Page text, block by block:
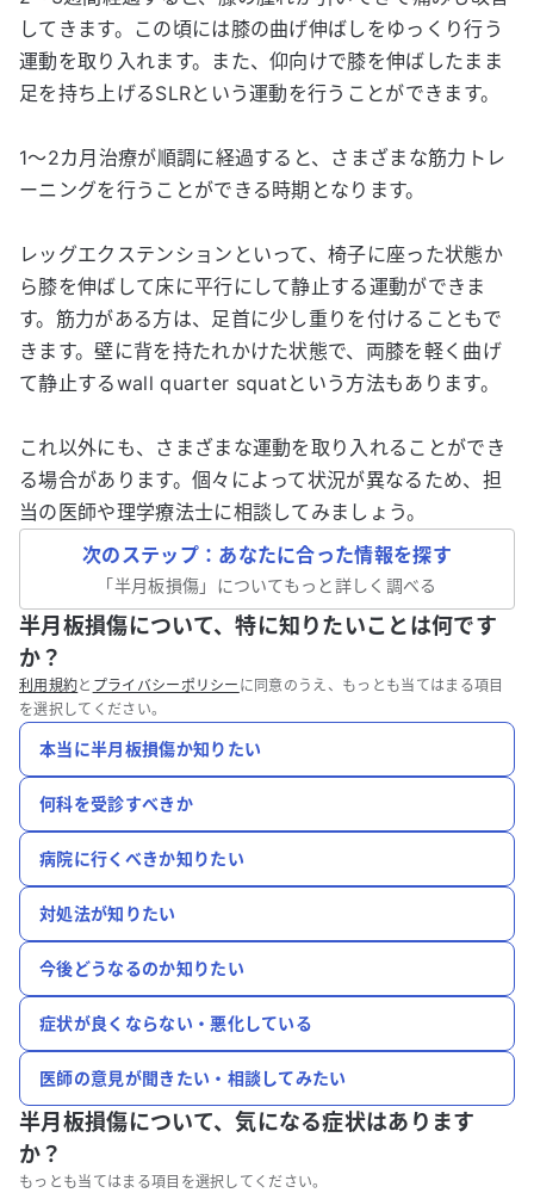
してきます。この頃には膝の曲げ伸ばしをゆっくり行う
運動を取り入れます。また、仰向けで膝を伸ばしたまま
足を持ち上げるSLRという運動を行うことができます。
1～2カ月治療が順調に経過すると、さまざまな筋力トレ
ーニングを行うことができる時期となります。
レッグエクステンションといって、椅子に座った状態か
ら膝を伸ばして床に平行にして静止する運動ができま
す。筋力がある方は、足首に少し重りを付けることもで
きます。壁に背を持たれかけた状態で、両膝を軽く曲げ
て静止するwall quarter squatという方法もあります。
これ以外にも、さまざまな運動を取り入れることができ
る場合があります。個々によって状況が異なるため、担
当の医師や理学療法士に相談してみましょう。
次のステップ：あなたに合った情報を探す
「半月板損傷 」についてもっと詳しく調べる
半月板損傷について、特に知りたいことは何です
か？
利用規約と プライバシーポリシー に同意のうえ、もっとも当てはまる項目
を選択してください。
本当に半月板損傷か知りたい
何科を受診すべきか
病院に行くべきか知りたい
対処法が知りたい
今後どうなるのか知りたい
症状が良くならない・悪化している
医師の意見が聞きたい・相談してみたい
半月板損傷について、気になる症状はあります
か？
もっとも当てはまる項目を選択してください。